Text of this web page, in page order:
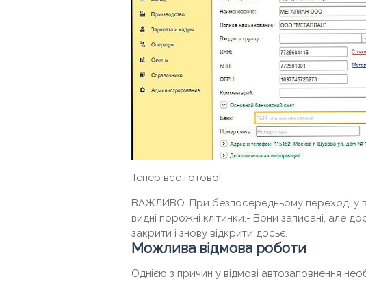
Тепер все готово!
ВАЖЛИВО. При безпосередньому переході у
видні порожні клітинки.- Вони записані, але
закрити і знову відкрити досьє.
Можлива відмова роботи
Однією з причин у відмові автозаповнення